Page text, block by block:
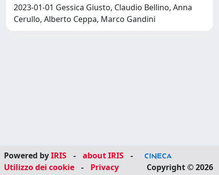
2023-01-01 Gessica Giusto, Claudio Bellino, Anna
Cerullo, Alberto Ceppa, Marco Gandini
Powered byIRIS - about IRIS
-
Utilizzo dei cookie
- Privacy Copyright © 2026